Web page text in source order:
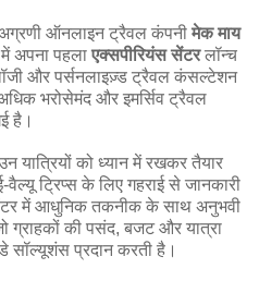
ऑनलाइन ट्रैवल कंपनीमेक माय
अपना पहलाएक्सपीरियंस सेंटरलॉन्च
और पर्सनलाइज़्ड ट्रैवल कंसल्टेशन
भरोसेमंद और इमर्सिव ट्रैवल
है।
यात्रियों को ध्यान में रखकर तैयार
ट्रिप्स के लिए गहराई से जानकारी
सेंटर में आधुनिक तकनीक के साथ अनुभवी
ग्राहकों की पसंद, बजट और यात्रा
सॉल्यूशंस प्रदान करती है।